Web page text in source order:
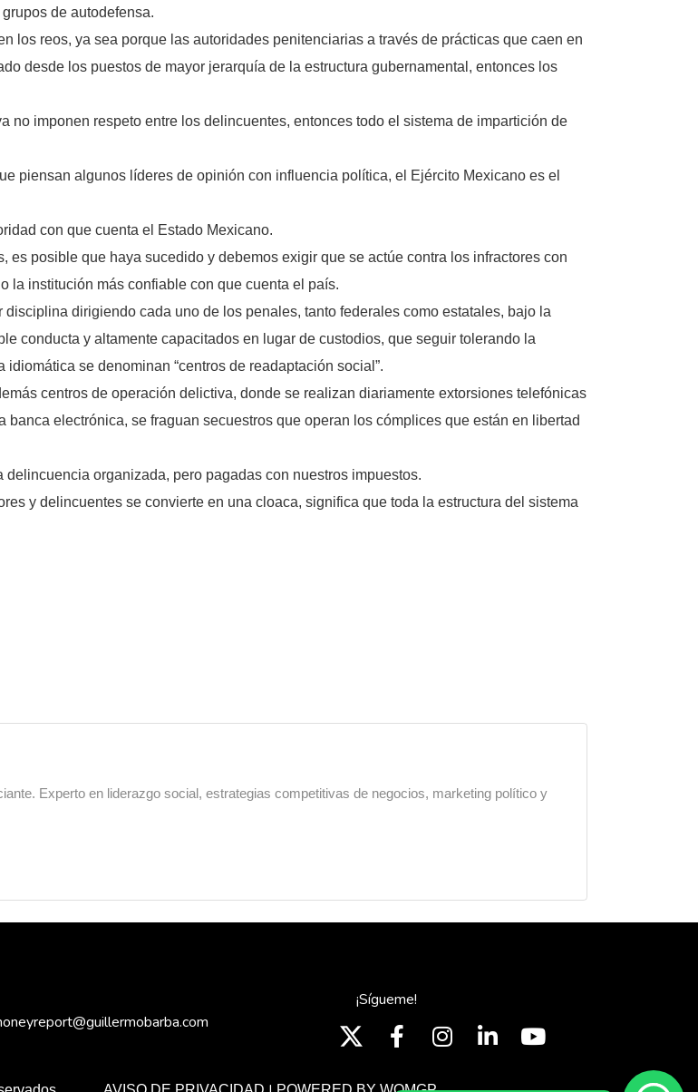
de autodefensa.
los reos, ya sea porque las autoridades penitenciarias a través de prácticas que caen en
desde los puestos de mayor jerarquía de la estructura gubernamental, entonces los
no imponen respeto entre los delincuentes, entonces todo el sistema de impartición de
piensan algunos líderes de opinión con influencia política, el Ejército Mexicano es el
con que cuenta el Estado Mexicano.
posible que haya sucedido y debemos exigir que se actúe contra los infractores con
la institución más confiable con que cuenta el país.
dirigiendo cada uno de los penales, tanto federales como estatales, bajo la
conducta y altamente capacitados en lugar de custodios, que seguir tolerando la
se denominan “centros de readaptación social”.
centros de operación delictiva, donde se realizan diariamente extorsiones telefónicas
electrónica, se fraguan secuestros que operan los cómplices que están en libertad
organizada, pero pagadas con nuestros impuestos.
y delincuentes se convierte en una cloaca, significa que toda la estructura del sistema
Experto en liderazgo social, estrategias competitivas de negocios, marketing político y
¡Sígueme!